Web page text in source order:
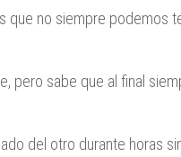
que no siempre podemos
pero sabe que al final
del otro durante horas